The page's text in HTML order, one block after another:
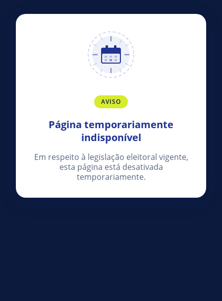
AVISO
Página temporariamente
indisponível
Em respeito à legislação eleitoral vigente,
esta página está desativada
temporariamente.